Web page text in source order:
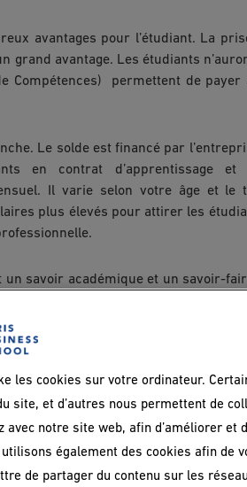
avantages pour l’étudiant. La
grand avantage. Les étudiants
Compétences) permettent de
Le solde est financé par
en contrat d’apprentissage
Il varie selon votre âge et le
plus élevés pour attirer les
un savoir académique et un savoir-
expérience professionnelle
en alternance est embauchée dans
choisir
les cookies sur votre ordinateur.
site, et d’autres nous permettent de
avec notre site web, afin d’améliorer et
également des cookies afin de
de partager du contenu sur les